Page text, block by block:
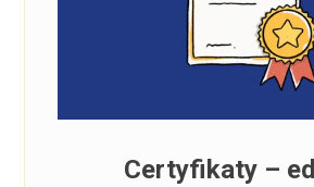
Certyfikaty –